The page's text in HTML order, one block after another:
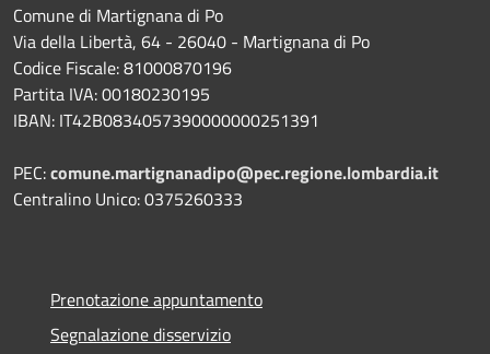
Comune di Martignana di Po
Via della Libertà, 64 - 26040 - Martignana di Po
Codice Fiscale: 81000870196
Partita IVA: 00180230195
IBAN: IT42B0834057390000000251391
PEC:comune.martignanadipo@pec.regione.lombardia.it
Centralino Unico: 0375260333
Prenotazione appuntamento
Segnalazione disservizio